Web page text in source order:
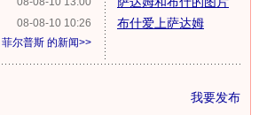
08-08-10 10:26
菲尔普斯 的新闻>>
布什爱上萨达姆
我要发布